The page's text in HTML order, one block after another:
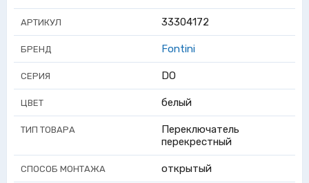
АРТИКУЛ 33304172
БРЕНД Fontini
СЕРИЯ DO
ЦВЕТ белый
ТИП ТОВАРА
Переключатель
перекрестный
СПОСОБ МОНТАЖА открытый